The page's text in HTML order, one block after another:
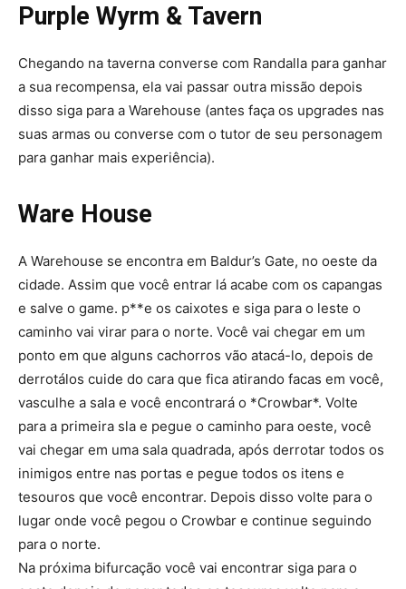
Purple Wyrm & Tavern
Chegando na taverna converse com Randalla para ganhar
a sua recompensa, ela vai passar outra missão depois
disso siga para a Warehouse (antes faça os upgrades nas
suas armas ou converse com o tutor de seu personagem
para ganhar mais experiência).
Ware House
A Warehouse se encontra em Baldur’s Gate, no oeste da
cidade. Assim que você entrar lá acabe com os capangas
e salve o game. p**e os caixotes e siga para o leste o
caminho vai virar para o norte. Você vai chegar em um
ponto em que alguns cachorros vão atacá-lo, depois de
derrotálos cuide do cara que fica atirando facas em você,
vasculhe a sala e você encontrará o *Crowbar*. Volte
para a primeira sla e pegue o caminho para oeste, você
vai chegar em uma sala quadrada, após derrotar todos os
inimigos entre nas portas e pegue todos os itens e
tesouros que você encontrar. Depois disso volte para o
lugar onde você pegou o Crowbar e continue seguindo
para o norte.
Na próxima bifurcação você vai encontrar siga para o